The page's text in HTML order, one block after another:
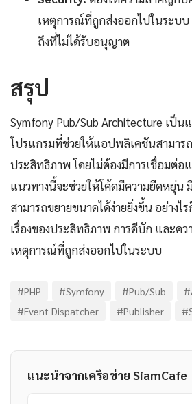
เหตุการณ์ที่ถูกส่งออกไปในระบบ
ถึงที่ไม่ได้รับอนุญาต
สรุป
Symfony Pub/Sub Architecture เป็น
โปรแกรมที่ช่วยให้แอปพลิเคชันสามาร
ประสิทธิภาพ โดยไม่ต้องมีการเชื่อมต่อ
แนวทางนี้จะช่วยให้โค้ดมีความยืดหยุ่น
สามารถขยายขนาดได้ง่ายยิ่งขึ้น อย่างไ
เรื่องของประสิทธิภาพ การดีบัก และค
เหตุการณ์ที่ถูกส่งออกไปในระบบ
#PHP #Symfony #Pub/Sub
#Event Dispatcher
#Publisher
แนะนำจากเครือข่าย SiamCafe